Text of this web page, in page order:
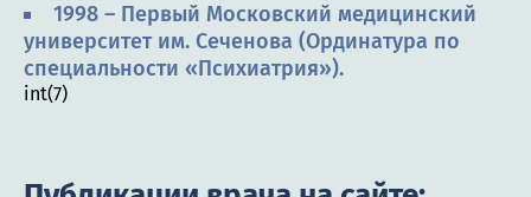
1998 – Первый Московский медицинский
университет им. Сеченова (Ординатура по
специальности «Психиатрия»).
int(7)